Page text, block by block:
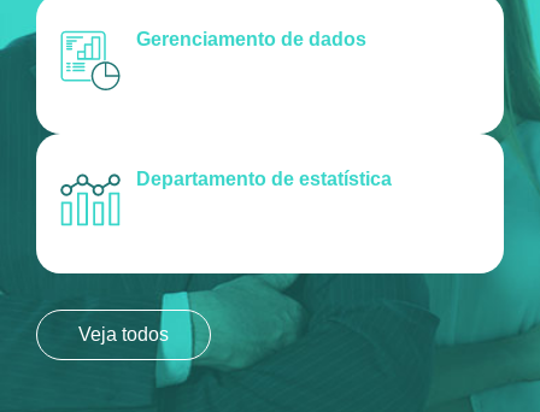
Gerenciamento de dados
Departamento de estatística
Veja todos